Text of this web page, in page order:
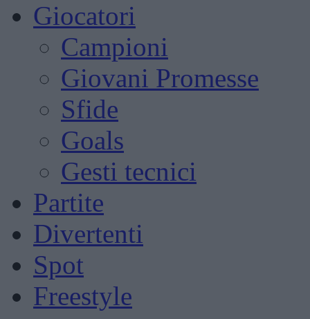
Giocatori
Campioni
Giovani Promesse
Sfide
Goals
Gesti tecnici
Partite
Divertenti
Spot
Freestyle